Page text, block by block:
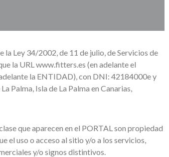
Ley 34/2002, de 11 de julio, de Servicios de
la URL www.fitters.es (en adelante el
la ENTIDAD), con DNI: 42184000e y
Palma, Isla de La Palma en Canarias,
que aparecen en el PORTAL son propiedad
el uso o acceso al sitio y/o a los servicios,
y/o signos distintivos.